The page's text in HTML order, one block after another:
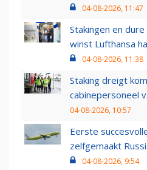
04-08-2026, 11:47
Stakingen en
winst Lufthansa
04-08-2026, 11:38
Staking dreigt
cabinepersoneel
04-08-2026, 10:57
Eerste
zelfgemaakt
04-08-2026, 9:54